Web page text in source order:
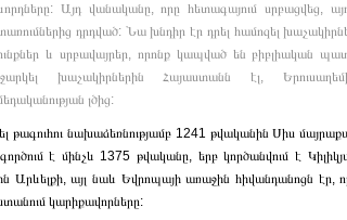
Այդ վանականը, որը հետագայում սրբացվեց,
դրդված: Նա խնդիր էր դրել համոզել
և սրբավայրեր, որոնք կապված են բիբլիական
խաչակիրներին Հայաստանն էլ,
լծից:
թագուհու նախաձեռնությամբ 1241 թվականին Սիս
է մինչև 1375 թվականը, երբ կործանվում է
Արևելքի, այլ նաև Եվրոպայի առաջին հիվանդանոցն էր,
կարիքավորները: